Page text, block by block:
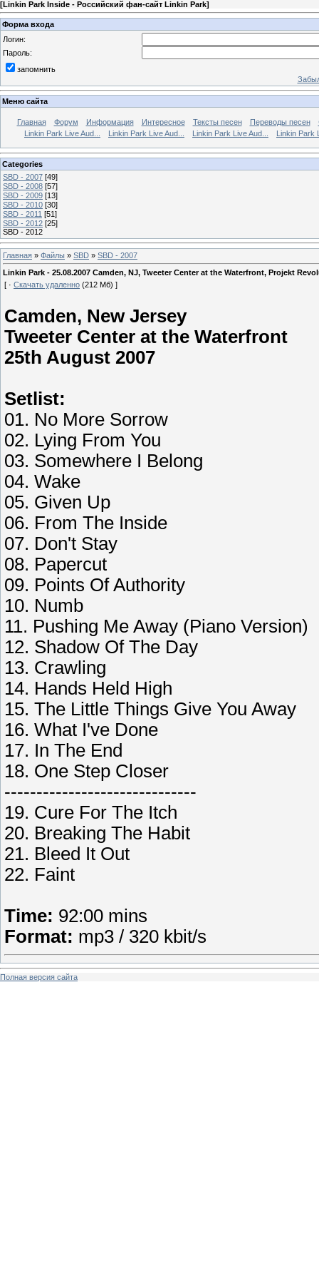
[Linkin Park Inside - Российский фан-сайт Linkin Park]
Форма входа
Логин:
Пароль:
запомнить
Меню сайта
Главная Форум Информация Интересное Тексты песен Переводы песен
Linkin Park Live Aud...
Linkin Park Live Aud... Linkin Park Live Aud... Linkin Park
Categories
SBD - 2007 [49]
SBD - 2008 [57]
SBD - 2009 [13]
SBD - 2010 [30]
SBD - 2011 [51]
SBD - 2012 [25]
SBD - 2012
Главная » Файлы » SBD » SBD - 2007
Linkin Park - 25.08.2007 Camden, NJ, Tweeter Center at the Waterfront, Projekt
[ · Скачать удаленно (212 Мб) ]
Camden, New Jersey
Tweeter Center at the Waterfront
25th August 2007
Setlist:
01. No More Sorrow
02. Lying From You
03. Somewhere I Belong
04. Wake
05. Given Up
06. From The Inside
07. Don't Stay
08. Papercut
09. Points Of Authority
10. Numb
11. Pushing Me Away (Piano Version)
12. Shadow Of The Day
13. Crawling
14. Hands Held High
15. The Little Things Give You Away
16. What I've Done
17. In The End
18. One Step Closer
------------------------------
19. Cure For The Itch
20. Breaking The Habit
21. Bleed It Out
22. Faint
Time: 92:00 mins
Format: mp3 / 320 kbit/s
Полная версия сайта